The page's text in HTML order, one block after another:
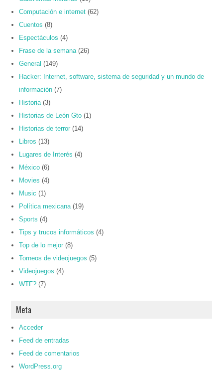
Computación e internet (62)
Cuentos (8)
Espectáculos (4)
Frase de la semana (26)
General (149)
Hacker: Internet, software, sistema de seguridad y un mundo de
información (7)
Historia (3)
Historias de León Gto (1)
Historias de terror (14)
Libros (13)
Lugares de Interés (4)
México (6)
Movies (4)
Music (1)
Política mexicana (19)
Sports (4)
Tips y trucos informáticos (4)
Top de lo mejor (8)
Torneos de videojuegos (5)
Videojuegos (4)
WTF? (7)
Meta
Acceder
Feed de entradas
Feed de comentarios
WordPress.org